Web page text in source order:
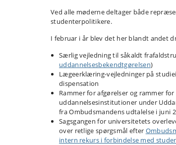
Ved alle møderne deltager både
studenterpolitikere.
I februar i år blev det her blandt andet
Særlig vejledning til såkaldt
uddannelsesbekendtgørelsen)
Lægeerklæring-vejledninger på
dispensation
Rammer for afgørelser og rammer
uddannelsesinstitutioner under
fra Ombudsmandens udtalelse i juni
Sagsgangen for universitetets
over retlige spørgsmål efter
intern rekurs i forbindelse med